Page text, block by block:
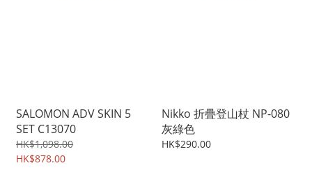
SALOMON ADV SKIN 5
SET C13070
HK$1,098.00
HK$878.00
Nikko 折疊登山杖 NP-080
灰綠色
HK$290.00